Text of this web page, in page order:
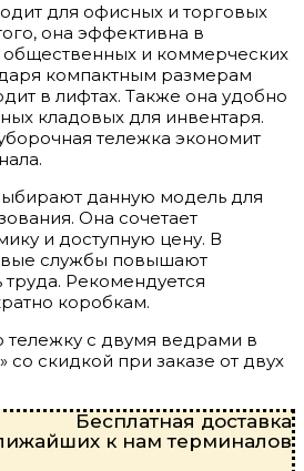
для офисных и торговых
она эффективна в
общественных и коммерческих
компактным размерам
в лифтах. Также она удобно
кладовых для инвентаря.
тележка экономит
данную модель для
Она сочетает
и доступную цену. В
службы повышают
труда. Рекомендуется
коробкам.
тележку с двумя ведрами в
со скидкой при заказе от двух
Бесплатная доставка
к нам терминалов